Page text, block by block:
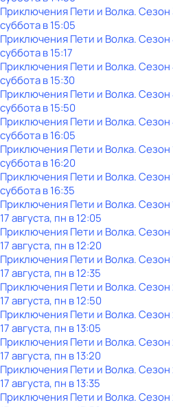
Приключения Пети и Волка. Сезон
субботав15:05
Приключения Пети и Волка. Сезон
субботав15:17
Приключения Пети и Волка. Сезон
субботав15:30
Приключения Пети и Волка. Сезон
субботав15:50
Приключения Пети и Волка. Сезон
субботав16:05
Приключения Пети и Волка. Сезон
субботав16:20
Приключения Пети и Волка. Сезон
субботав16:35
Приключения Пети и Волка. Сезон
17 августа, пн в 12:05
Приключения Пети и Волка. Сезон
17 августа, пн в 12:20
Приключения Пети и Волка. Сезон
17 августа, пн в 12:35
Приключения Пети и Волка. Сезон
17 августа, пн в 12:50
Приключения Пети и Волка. Сезон
17 августа, пн в 13:05
Приключения Пети и Волка. Сезон
17 августа, пн в 13:20
Приключения Пети и Волка. Сезон
17 августа, пн в 13:35
Приключения Пети и Волка. Сезон